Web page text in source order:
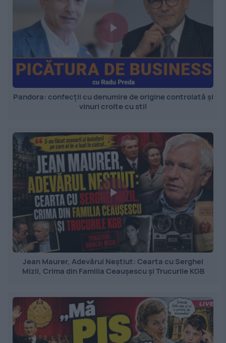
Pandora: confecții cu denumire de origine controlată și
vinuri croite cu stil
Jean Maurer, Adevărul Neștiut: Cearta cu Serghei
Mizil, Crima din Familia Ceaușescu și Trucurile KGB